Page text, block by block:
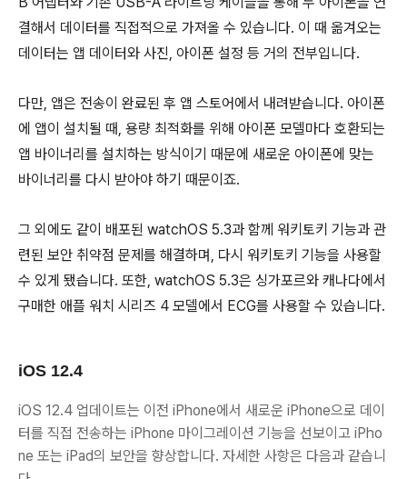
결해서 데이터를 직접적으로 가져올 수 있습니다. 이 때 옮겨오는
데이터는 앱 데이터와 사진, 아이폰 설정 등 거의 전부입니다.
다만, 앱은 전송이 완료된 후 앱 스토어에서 내려받습니다. 아이폰
에 앱이 설치될 때, 용량 최적화를 위해 아이폰 모델마다 호환되는
앱 바이너리를 설치하는 방식이기 때문에 새로운 아이폰에 맞는
바이너리를 다시 받아야 하기 때문이죠.
그 외에도 같이 배포된 watchOS 5.3과 함께 워키토키 기능과 관
련된 보안 취약점 문제를 해결하며, 다시 워키토키 기능을 사용할
수 있게 됐습니다. 또한, watchOS 5.3은 싱가포르와 캐나다에서
구매한 애플 워치 시리즈 4 모델에서 ECG를 사용할 수 있습니다.
iOS 12.4
iOS 12.4 업데이트는 이전 iPhone에서 새로운 iPhone으로 데이
터를 직접 전송하는 iPhone 마이그레이션 기능을 선보이고 iPho
ne 또는 iPad의 보안을 향상합니다. 자세한 사항은 다음과 같습니